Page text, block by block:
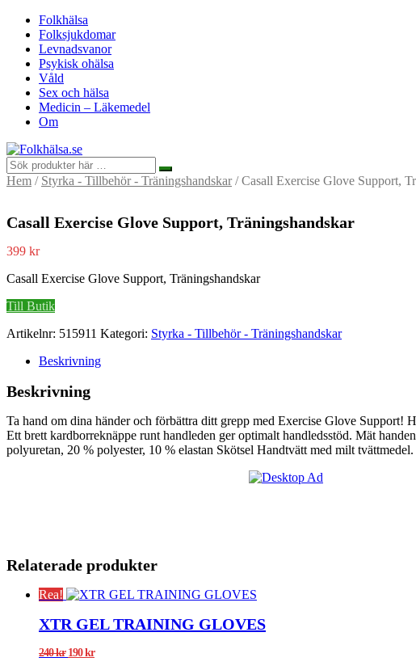
Folkhälsa
Folksjukdomar
Levnadsvanor
Psykisk ohälsa
Våld
Sex och hälsa
Medicin – Läkemedel
Om
Hem / Styrka - Tillbehör - Träningshandskar/ Casall Exercise Glove Support,
Casall Exercise Glove Support, Träningshandskar
399 kr
Casall Exercise Glove Support, Träningshandskar
Till Butik
Artikelnr: 515911 Kategori: Styrka - Tillbehör - Träningshandskar
Beskrivning
Beskrivning
Ta hand om dina händer och förbättra ditt grepp med Exercise Glove Support!
Ett brett kardborreknäppe runt handleden ger optimalt handledsstöd. Mät
polyuretan, 20 % polyester, 10 % elastan Skötsel Handtvätt med milt
Relaterade produkter
Rea!
XTR GEL TRAINING GLOVES
240kr Det
190krDet